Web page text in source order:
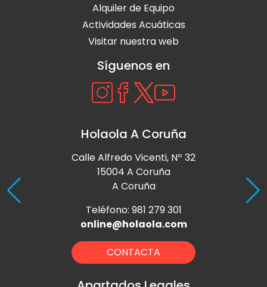
Alquiler de Equipo
Actividades Acuáticas
Visitar nuestra web
Síguenos en
Holaola A Coruña
Calle Alfredo Vicenti, Nº 32
15004 A Coruña
A Coruña
Teléfono: 981 279 301
online@holaola.com
CONTACTA